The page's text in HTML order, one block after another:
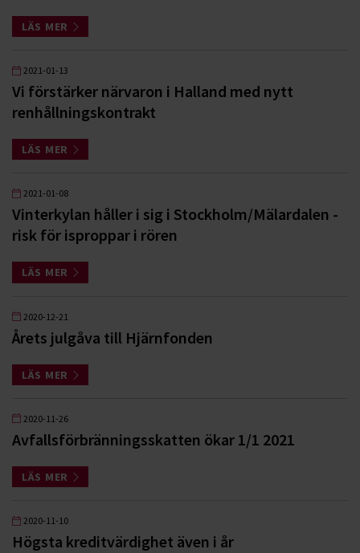
LÄS MER
2021-01-13
Vi förstärker närvaron i Halland med nytt
renhållningskontrakt
LÄS MER
2021-01-08
Vinterkylan håller i sig i Stockholm/Mälardalen -
risk för isproppar i rören
LÄS MER
2020-12-21
Årets julgåva till Hjärnfonden
LÄS MER
2020-11-26
Avfallsförbränningsskatten ökar 1/1 2021
LÄS MER
2020-11-10
Högsta kreditvärdighet även i år